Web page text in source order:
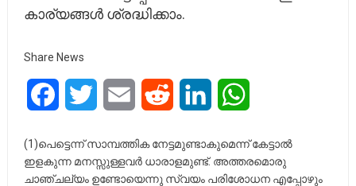
കാര്യങ്ങൾ ശ്രദ്ധിക്കാം.
Share News
FacebookTwitter Email Reddit LinkedIn
(1)പെട്ടെന്ന് സാമ്പത്തിക നേട്ടമുണ്ടാകുമെന്ന് കേട്ടാൽ
ഇളകുന്ന മനസ്സുള്ളവർ ധാരാളമുണ്ട്. അത്തരമൊരു
ചാഞ്ചല്യം ഉണ്ടോയെന്നു സ്വയം പരിശോധന എപ്പോഴും